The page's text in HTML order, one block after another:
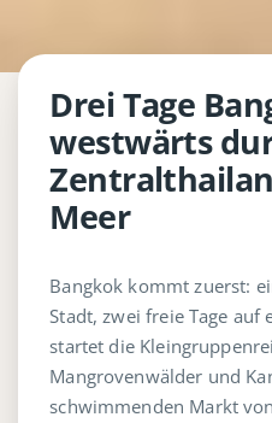
Drei Tage
westwärts
Meer
Bangkok kommt zuerst:
Stadt, zwei freie Tage auf
startet die
Mangrovenwälder und
schwimmenden Markt